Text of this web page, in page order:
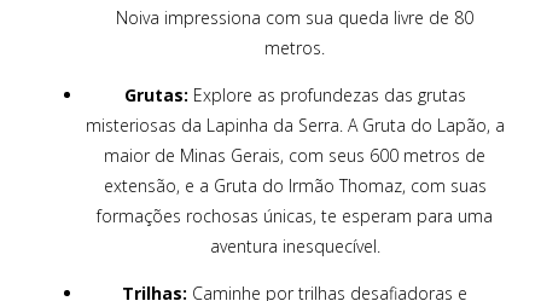
Noiva impressiona com sua queda livre de 80
metros.
Grutas: Explore as profundezas das grutas
misteriosas da Lapinha da Serra. A Gruta do Lapão, a
maior de Minas Gerais, com seus 600 metros de
extensão, e a Gruta do Irmão Thomaz, com suas
formações rochosas únicas, te esperam para uma
aventura inesquecível.
Trilhas: Caminhe por trilhas desafiadoras e